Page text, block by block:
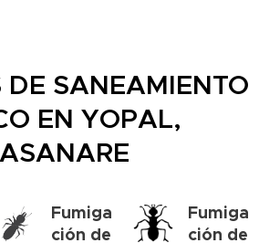
DE SANEAMIENTO
EN YOPAL,
Fumiga
ción de
Fumiga
ción de